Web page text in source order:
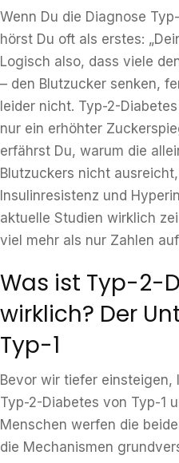
Wenn Du die Diagnose
hörst Du oft als erstes:
Logisch also, dass viele
– den Blutzucker senken,
leider nicht. Typ-2-
nur ein erhöhter
erfährst Du, warum die
Blutzuckers nicht
Insulinresistenz und
aktuelle Studien wirklich
viel mehr als nur Zahlen
Was ist Typ-2-
wirklich? Der
Typ-1
Bevor wir tiefer einsteigen,
Typ-2-Diabetes von Typ-1
Menschen werfen die
die Mechanismen